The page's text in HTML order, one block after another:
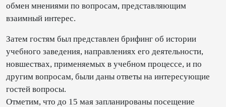
обмен мнениями по вопросам, представляющим
взаимный интерес.
Затем гостям был представлен брифинг об истории
учебного заведения, направлениях его деятельности,
новшествах, применяемых в учебном процессе, и по
другим вопросам, были даны ответы на интересующие
гостей вопросы.
Отметим, что до 15 мая запланированы посещение